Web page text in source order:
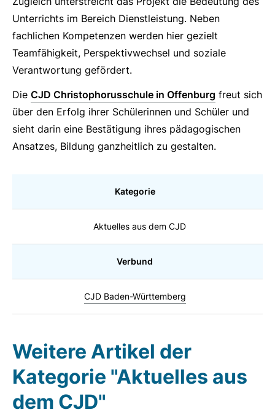
Unterrichts im Bereich Dienstleistung. Neben
fachlichen Kompetenzen werden hier gezielt
Teamfähigkeit, Perspektivwechsel und soziale
Verantwortung gefördert.
Die CJD Christophorusschule in Offenburg freut sich
über den Erfolg ihrer Schülerinnen und Schüler und
sieht darin eine Bestätigung ihres pädagogischen
Ansatzes, Bildung ganzheitlich zu gestalten.
Kategorie
Aktuelles aus dem CJD
Verbund
CJD Baden-Württemberg
Weitere Artikel der
Kategorie "Aktuelles aus
dem CJD"